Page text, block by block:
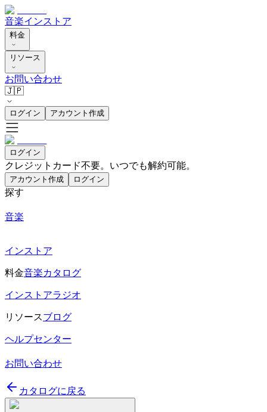
音楽インストア
料金
リソース
お問い合わせ
🇯🇵
ログイン アカウント作成
ログイン
クレジットカード不要。いつでも解約可能。
アカウント作成 ログイン
探す
音楽
インストア
料金音楽カタログ
インストアラジオ
リソースブログ
ヘルプセンター
お問い合わせ
カタログに戻る